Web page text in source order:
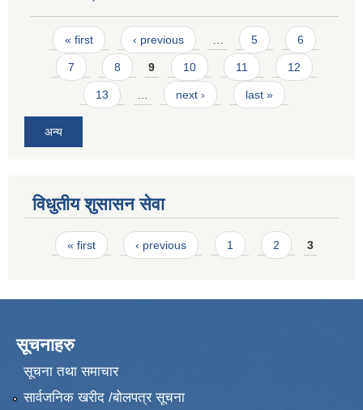
Pages
« first ‹ previous 5 6
7 8 9 10 11 12
13 next › last »
अन्य
विधुतीय शुसासन सेवा
Pages
« first ‹ previous 1 2 3
सूचनाहरु
सूचना तथा समाचार
सार्वजनिक खरीद /बोलपत्र सूचना